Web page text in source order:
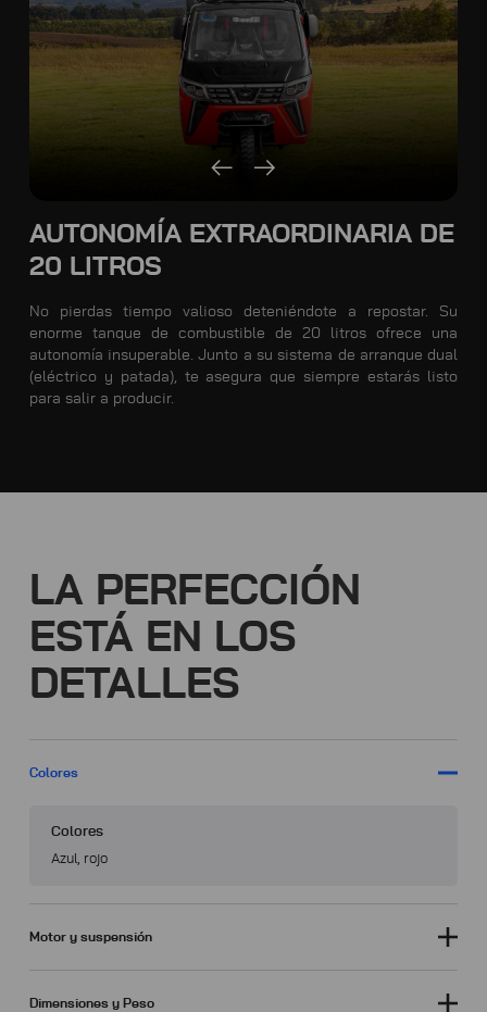
AUTONOMÍA EXTRAORDINARIA DE
20 LITROS
No pierdas tiempo valioso deteniéndote a repostar. Su
enorme tanque de combustible de 20 litros ofrece una
autonomía insuperable. Junto a su sistema de arranque dual
(eléctrico y patada), te asegura que siempre estarás listo
para salir a producir.
LA PERFECCIÓN
ESTÁ EN LOS
DETALLES
Colores
Colores
Azul, rojo
Motor y suspensión
Dimensiones y Peso